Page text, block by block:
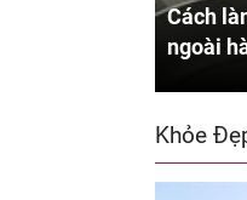
Cách
ngoài
Khỏe